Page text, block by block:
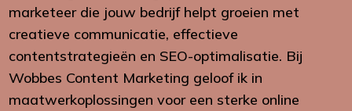
marketeer die jouw bedrijf helpt groeien met
creatieve communicatie, effectieve
contentstrategieën en SEO-optimalisatie. Bij
Wobbes Content Marketing geloof ik in
maatwerkoplossingen voor een sterke online